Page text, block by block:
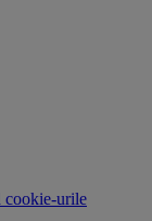
cookie-urile